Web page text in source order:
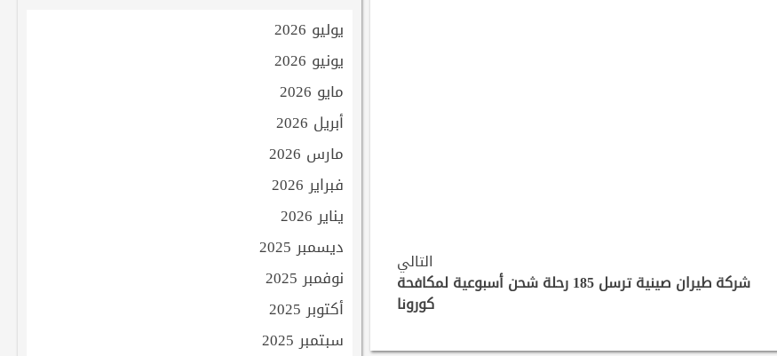
التالي
شركة طيران صينية ترسل 185 رحلة شحن أسبوعية لمكافحة
كورونا
يوليو 2026
يونيو 2026
مايو 2026
أبريل 2026
مارس 2026
فبراير 2026
يناير 2026
ديسمبر 2025
نوفمبر 2025
أكتوبر 2025
سبتمبر 2025